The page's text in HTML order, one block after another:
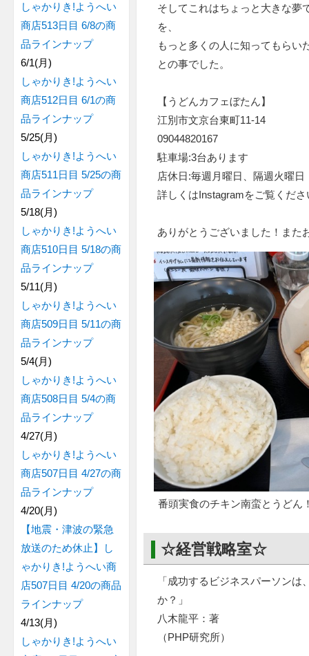
そしてこれはちょっと大きな夢
を、
もっと多くの人に知ってもらい
との事でした。
【うどんカフェぼたん】
江別市文京台東町11-14
09044820167
駐車場:3台あります
店休日:毎週月曜日、隔週火曜日
詳しくはInstagramをご覧くださ
ありがとうございました！また
番頭実食のチキン南蛮とうどん
☆経営戦略室☆
「成功するビジネスパーソン
か？」
八木龍平：著
（PHP研究所）
しゃかりき!ようへい
商店513日目 6/8の商
品ラインナップ
6/1(月)
しゃかりき!ようへい
商店512日目 6/1の商
品ラインナップ
5/25(月)
しゃかりき!ようへい
商店511日目 5/25の商
品ラインナップ
5/18(月)
しゃかりき!ようへい
商店510日目 5/18の商
品ラインナップ
5/11(月)
しゃかりき!ようへい
商店509日目 5/11の商
品ラインナップ
5/4(月)
しゃかりき!ようへい
商店508日目 5/4の商
品ラインナップ
4/27(月)
しゃかりき!ようへい
商店507日目 4/27の商
品ラインナップ
4/20(月)
【地震・津波の緊急
放送のため休止】し
ゃかりき!ようへい商
店507日目 4/20の商品
ラインナップ
4/13(月)
しゃかりき!ようへい